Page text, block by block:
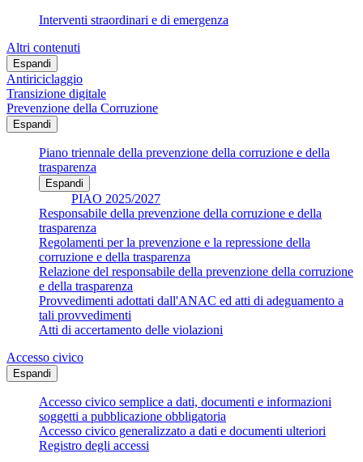
Interventi straordinari e di emergenza
Altri contenuti
Espandi
Antiriciclaggio
Transizione digitale
Prevenzione della Corruzione
Espandi
Piano triennale della prevenzione della corruzione e della
trasparenza
Espandi
PIAO 2025/2027
Responsabile della prevenzione della corruzione e della
trasparenza
Regolamenti per la prevenzione e la repressione della
corruzione e della trasparenza
Relazione del responsabile della prevenzione della corruzione
e della trasparenza
Provvedimenti adottati dall'ANAC ed atti di adeguamento a
tali provvedimenti
Atti di accertamento delle violazioni
Accesso civico
Espandi
Accesso civico semplice a dati, documenti e informazioni
soggetti a pubblicazione obbligatoria
Accesso civico generalizzato a dati e documenti ulteriori
Registro degli accessi